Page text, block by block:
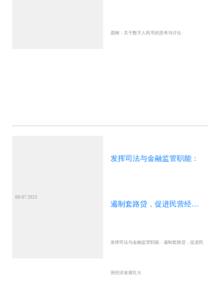
易纲：关于数字人民币的思考与讨论
08-07 2023
发挥司法与金融监管职能：
遏制套路贷，促进民营经济
发挥司法与金融监管职能：遏制套路贷，促进民
营经济发展壮大